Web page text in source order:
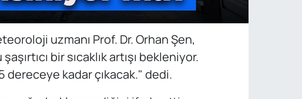
uzmanı Prof. Dr. Orhan Şen,
bir sıcaklık artışı bekleniyor.
kadar çıkacak." dedi.